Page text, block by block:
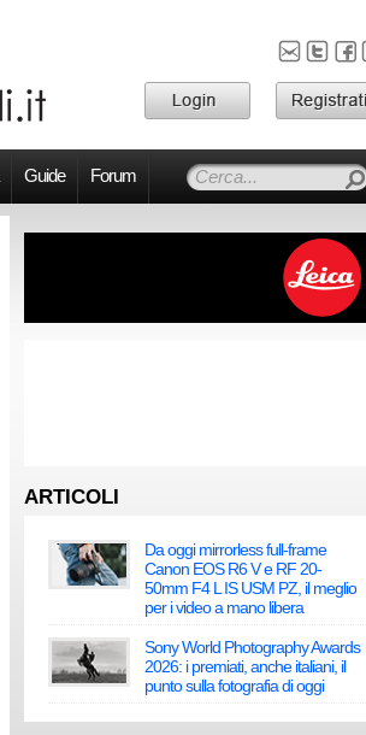
Guide Forum
ARTICOLI
Da oggi mirrorless full-frame
Canon EOS R6 V e RF 20-
50mm F4 L IS USM PZ, il meglio
per i video a mano libera
Sony World Photography Awards
2026: i premiati, anche italiani, il
punto sulla fotografia di oggi